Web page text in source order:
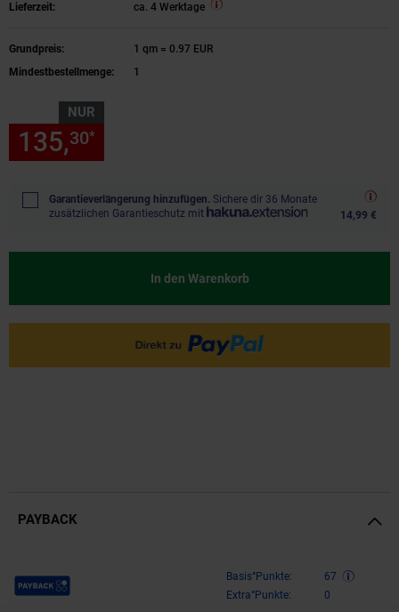
Lieferzeit:
ca. 4 Werktage
Grundpreis:
1 qm = 0.97 EUR
Mindestbestellmenge:
1
NUR
135,30*
Garantieverlängerung hinzufügen. Sichere dir 36 Monate
zusätzlichen Garantieschutz mit
14,99 €
In den Warenkorb
PAYBACK
Payback Punkte Basis°Punkte:
67
Extra°Punkte:
0